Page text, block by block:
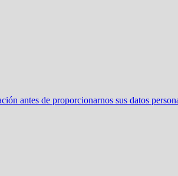
antes de proporcionarnos sus datos